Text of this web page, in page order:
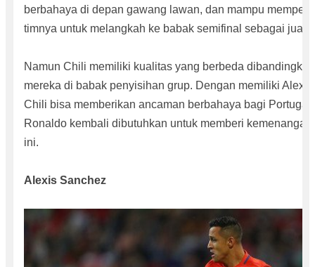
berbahaya di depan gawang lawan, dan mampu
timnya untuk melangkah ke babak semifinal sebagai juara
Namun Chili memiliki kualitas yang berbeda
mereka di babak penyisihan grup. Dengan memiliki
Chili bisa memberikan ancaman berbahaya bagi
Ronaldo kembali dibutuhkan untuk memberi
ini.
Alexis Sanchez